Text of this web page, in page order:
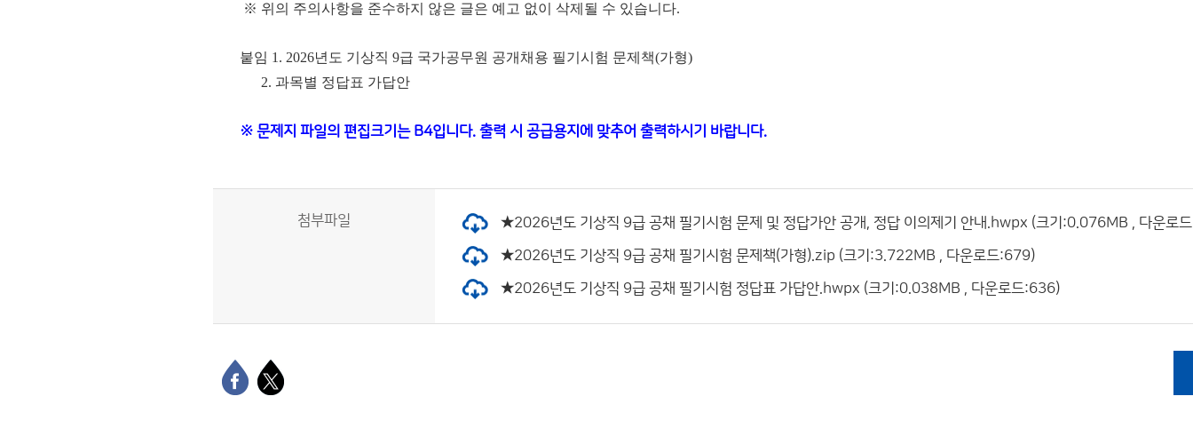
※ 위의 주의사항을 준수하지 않은 글은 예고 없이 삭제될 수 있습니다.
붙임 1. 2026년도 기상직 9급 국가공무원 공개채용 필기시험 문제책(가형)
2. 과목별 정답표 가답안
※ 문제지 파일의 편집크기는 B4입니다. 출력 시 공급용지에 맞추어 출력하시기 바랍니다.
첨부파일 ★2026년도 기상직 9급 공채 필기시험 문제 및 정답가안 공개, 정답 이의제기 안내.hwpx (크기:0.076MB , 다운로
★2026년도 기상직 9급 공채 필기시험 문제책(가형).zip (크기:3.722MB , 다운로드:679)
★2026년도 기상직 9급 공채 필기시험 정답표 가답안.hwpx (크기:0.038MB , 다운로드:636)